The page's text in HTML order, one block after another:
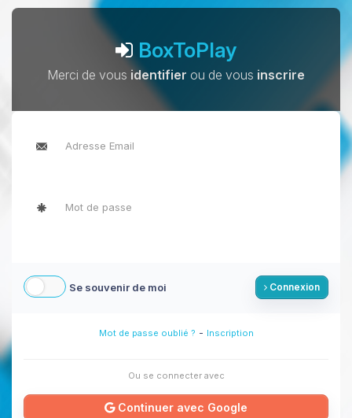
BoxToPlay
Merci de vous identifier ou de vous inscrire
Se souvenir de moi Connexion
Mot de passe oublié ? - Inscription
Ou se connecter avec
Continuer avec Google